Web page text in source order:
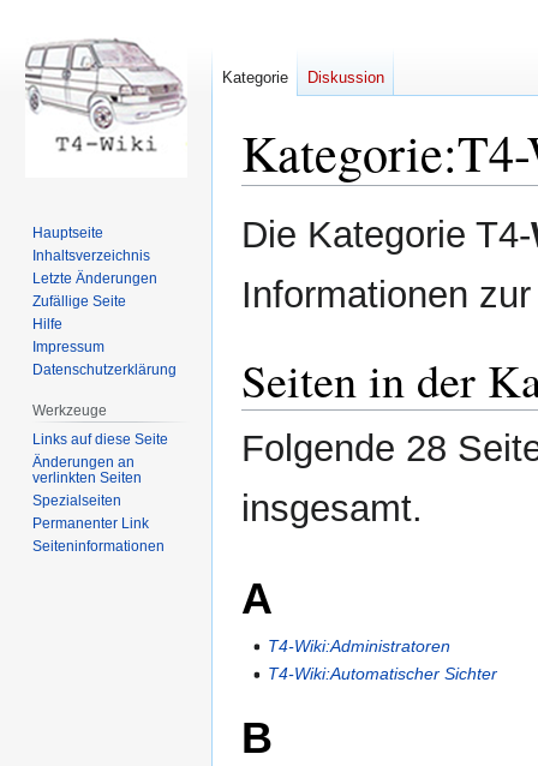
Kategorie:
Zur
Navigation
Zur
Suche
Die Kategorie T4-
Informationen
Seiten in der
Folgende 28
insgesamt.
A
T4-Wiki:Administratoren
T4-Wiki:Automatischer Sichter
B
Kategorie Diskussion
Hauptseite
Inhaltsverzeichnis
Letzte Änderungen
Zufällige Seite
Hilfe
Impressum
Datenschutzerklärung
Werkzeuge
Links auf diese Seite
Änderungen an
verlinkten Seiten
Spezialseiten
Permanenter Link
Seiten­informationen